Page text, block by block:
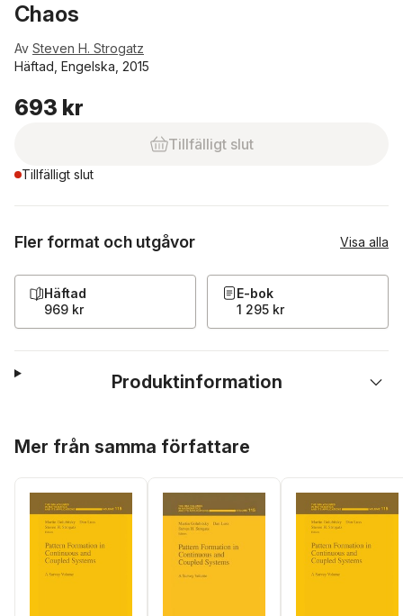
Chaos
Av Steven H. Strogatz
Häftad, Engelska, 2015
693 kr
Tillfälligt slut
Tillfälligt slut
Fler format och utgåvor Visa alla
Häftad
969 kr
E-bok
1 295 kr
Produktinformation
Mer från samma författare